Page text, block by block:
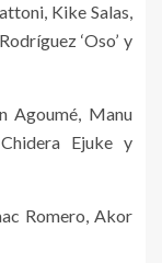
Kike Salas,
‘Oso’ y
Agoumé, Manu
Ejuke y
Romero, Akor